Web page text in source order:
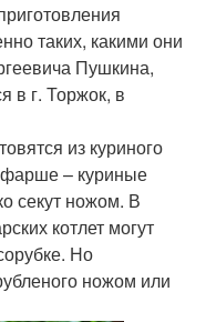
таких, какими они
Пушкина,
в г. Торжок, в
из куриного
– куриные
секут ножом. В
котлет могут
Но
ножом или